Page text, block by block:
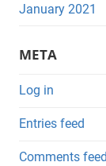
January 2021
META
Log in
Entries feed
Comments feed